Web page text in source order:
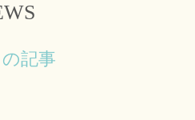
の記事